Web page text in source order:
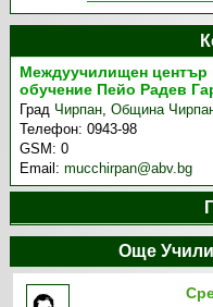
Междуучилищен център
обучение Пейо Радев
Град Чирпан,Община
Телефон:0943-98
GSM:0
Email:mucchirpan@abv.bg
Още